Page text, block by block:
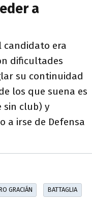
a
candidato era
dificultades
su continuidad
los que suena es
sin club) y
a irse de Defensa
GRACIÁN BATTAGLIA